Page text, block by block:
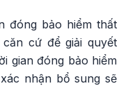
đóng bảo hiểm thất
cứ để giải quyết
gian đóng bảo hiểm
nhận bổ sung sẽ